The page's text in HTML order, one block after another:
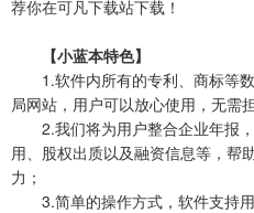
荐你在可凡下载站下载！
【小蓝本特色】
1.软件内所有的专利、商标等数
局网站，用户可以放心使用，无需
2.我们将为用户整合企业年报，
用、股权出质以及融资信息等，帮
力；
3.简单的操作方式，软件支持用